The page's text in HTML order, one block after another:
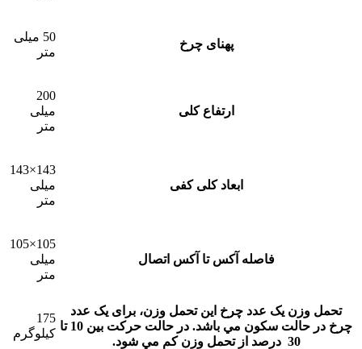
پهنای چرخ
50 میلی
متر
ارتفاع کلی
200
میلی
متر
ابعاد کلی کفی
143×143
میلی
متر
فاصله آکس تا آکس اتصال
105×105
میلی
متر
تحمل وزن یک عدد چرخ این تحمل وزن، برای يک عدد
چرخ در حالت سکون مي باشد. در حالت حرکت بين 10 تا
30 درصد از تحمل وزن کم مي شود.
175
کیلوگرم